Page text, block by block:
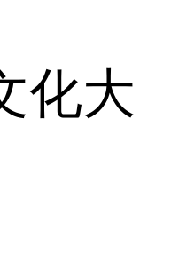
化大